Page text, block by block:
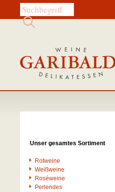
Diese Website durchsuchen:
Unser gesamtes Sortiment
Rotweine
Weißweine
Roséweine
Perlendes